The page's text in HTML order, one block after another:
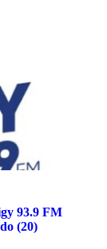
93.9 FM
(20)